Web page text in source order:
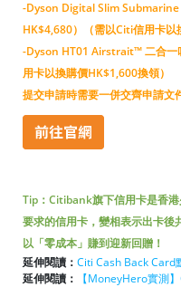
-Dyson Digital Slim Submarine
HK$4,680）（需以Citi信用卡
-Dyson HT01 Airstrait™ 二合一
用卡以換購價HK$1,600換領）
提交申請時需要一併交齊申請文
Tip：Citibank旗下信用卡是香
要求的信用卡，變相表示出卡後
以「零成本」賺到迎新回贈！
延伸閱讀： Citi Cash Back Card
延伸閱讀：
【MoneyHero實測